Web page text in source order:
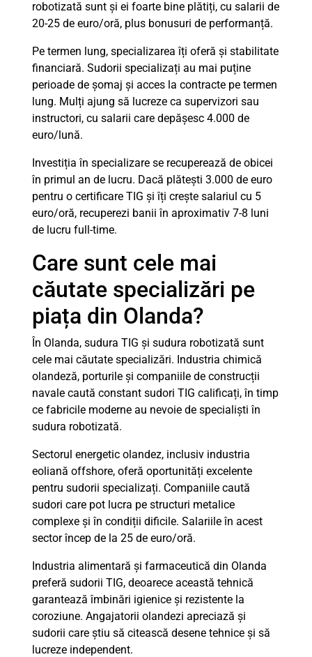
robotizată sunt și ei foarte bine plătiți, cu salarii de
20-25 de euro/oră, plus bonusuri de performanță.
Pe termen lung, specializarea îți oferă și stabilitate
financiară. Sudorii specializați au mai puține
perioade de șomaj și acces la contracte pe termen
lung. Mulți ajung să lucreze ca supervizori sau
instructori, cu salarii care depășesc 4.000 de
euro/lună.
Investiția în specializare se recuperează de obicei
în primul an de lucru. Dacă plătești 3.000 de euro
pentru o certificare TIG și îți crește salariul cu 5
euro/oră, recuperezi banii în aproximativ 7-8 luni
de lucru full-time.
Care sunt cele mai
căutate specializări pe
piața din Olanda?
În Olanda, sudura TIG și sudura robotizată sunt
cele mai căutate specializări. Industria chimică
olandeză, porturile și companiile de construcții
navale caută constant sudori TIG calificați, în timp
ce fabricile moderne au nevoie de specialiști în
sudura robotizată.
Sectorul energetic olandez, inclusiv industria
eoliană offshore, oferă oportunități excelente
pentru sudorii specializați. Companiile caută
sudori care pot lucra pe structuri metalice
complexe și în condiții dificile. Salariile în acest
sector încep de la 25 de euro/oră.
Industria alimentară și farmaceutică din Olanda
preferă sudorii TIG, deoarece această tehnică
garantează îmbinări igienice și rezistente la
coroziune. Angajatorii olandezi apreciază și
sudorii care știu să citească desene tehnice și să
lucreze independent.